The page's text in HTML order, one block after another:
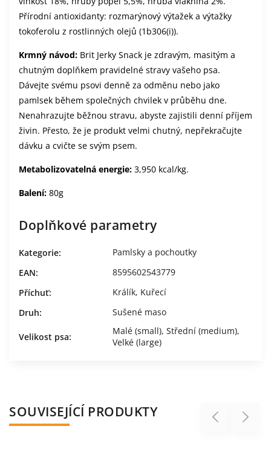
Přírodní antioxidanty: rozmarýnový výtažek a výtažky
tokoferolu z rostlinných olejů (1b306(i)).
Krmný návod: Brit Jerky Snack je zdravým, masitým a
chutným doplňkem pravidelné stravy vašeho psa.
Dávejte svému psovi denně za odměnu nebo jako
pamlsek během společných chvilek v průběhu dne.
Nenahrazujte běžnou stravu, abyste zajistili denní příjem
živin. Přesto, že je produkt velmi chutný, nepřekračujte
dávku a cvičte se svým psem.
Metabolizovatelná energie: 3,950 kcal/kg.
Balení: 80g
Doplňkové parametry
Kategorie:
Pamlsky a pochoutky
EAN:
8595602543779
Příchuť: Králík, Kuřecí
Druh: Sušené maso
Velikost psa:
Malé (small), Střední (medium),
Velké (large)
SOUVISEJÍCÍ PRODUKTY Previous Next